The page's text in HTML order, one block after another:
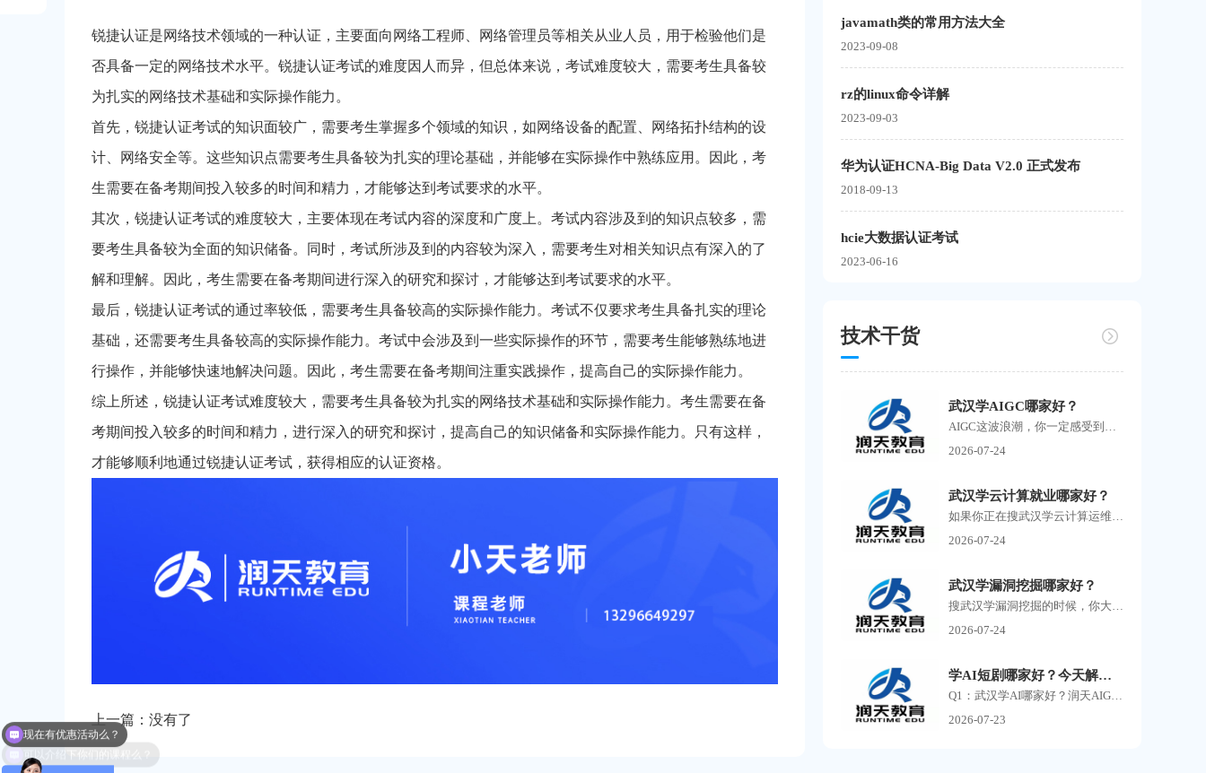
锐捷认证是网络技术领域的一种认证，主要面向网络工程师、网络管理员等相关从业人员，用于检验他们是
否具备一定的网络技术水平。锐捷认证考试的难度因人而异，但总体来说，考试难度较大，需要考生具备较
为扎实的网络技术基础和实际操作能力。
首先，锐捷认证考试的知识面较广，需要考生掌握多个领域的知识，如网络设备的配置、网络拓扑结构的设
计、网络安全等。这些知识点需要考生具备较为扎实的理论基础，并能够在实际操作中熟练应用。因此，考
生需要在备考期间投入较多的时间和精力，才能够达到考试要求的水平。
其次，锐捷认证考试的难度较大，主要体现在考试内容的深度和广度上。考试内容涉及到的知识点较多，需
要考生具备较为全面的知识储备。同时，考试所涉及到的内容较为深入，需要考生对相关知识点有深入的了
解和理解。因此，考生需要在备考期间进行深入的研究和探讨，才能够达到考试要求的水平。
最后，锐捷认证考试的通过率较低，需要考生具备较高的实际操作能力。考试不仅要求考生具备扎实的理论
基础，还需要考生具备较高的实际操作能力。考试中会涉及到一些实际操作的环节，需要考生能够熟练地进
行操作，并能够快速地解决问题。因此，考生需要在备考期间注重实践操作，提高自己的实际操作能力。
综上所述，锐捷认证考试难度较大，需要考生具备较为扎实的网络技术基础和实际操作能力。考生需要在备
考期间投入较多的时间和精力，进行深入的研究和探讨，提高自己的知识储备和实际操作能力。只有这样，
才能够顺利地通过锐捷认证考试，获得相应的认证资格。
上一篇：没有了
javamath类的常用方法大全
2023-09-08
rz的linux命令详解
2023-09-03
华为认证HCNA-Big Data V2.0 正式发布
2018-09-13
hcie大数据认证考试
2023-06-16
技术干货
武汉学AIGC哪家好？
AIGC这波浪潮，你一定感受到了。 刷抖音到处是AI生成的短剧，刷小红书满屏AI绘画作品，朋友圈里有人开始靠AI接单赚钱了。搜武汉学AIGC的人越来越多，但问题也随之而来培训机构如雨...
2026-07-24
武汉学云计算就业哪家好？
如果你正在搜武汉学云计算运维，大概率已经发现了一个问题：满屏的培训机构广告，每家都说自己名师授课、实战教学、高薪就业，但到底哪家靠谱，根本分不清。 云计算运维这个方...
2026-07-24
武汉学漏洞挖掘哪家好？
搜武汉学漏洞挖掘的时候，你大概率已经刷到过一堆培训机构的广告了。 有打着零基础包就业旗号的，有号称30天速成渗透测试的，还有把你拉进群先听一节免费课再疯狂推销的。 说实...
2026-07-24
学AI短剧哪家好？今天解析ai课程的常见问答
Q1：武汉学AI哪家好？润天AIGC影视商业班适合零基础小白吗？ A：润天教育是武汉专业AI短剧、AI漫剧培训机构，零基础完全可以报名。课程不要求美术、剪辑、影视专业功底，从AI提示词...
2026-07-23
可以介绍下你们的课程么？